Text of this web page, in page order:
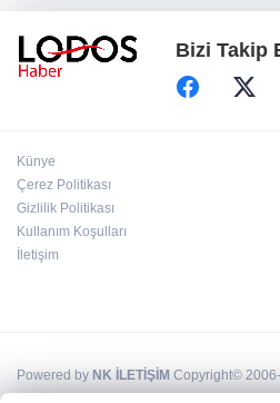
Bakan Gürlek
aydınlatıldı!
Bizi Takip
Künye
Çerez Politikası
Gizlilik Politikası
Kullanım Koşulları
İletişim
Powered by NK İLETİŞİM Copyright© 2006-